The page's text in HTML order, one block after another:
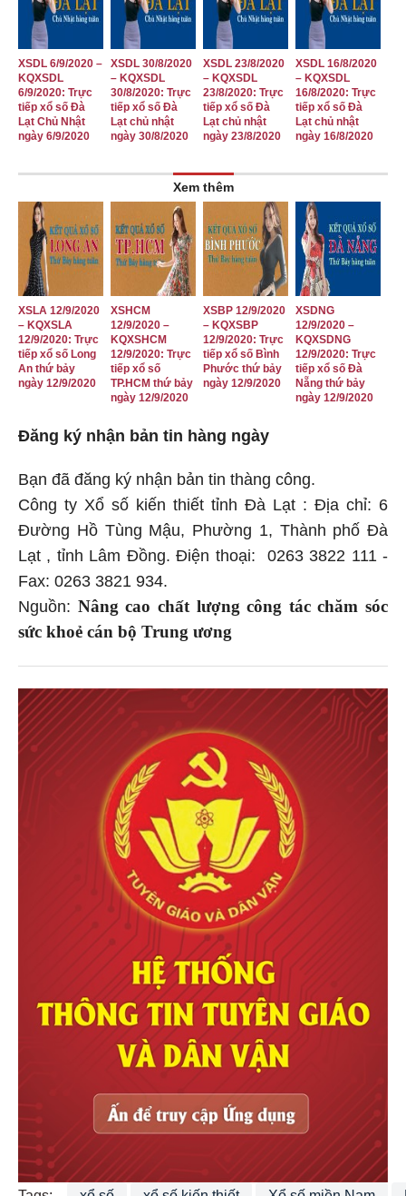
XSDL 6/9/2020 –
KQXSDL
6/9/2020: Trực
tiếp xổ số Đà
Lạt Chủ Nhật
ngày 6/9/2020
XSDL 30/8/2020
– KQXSDL
30/8/2020: Trực
tiếp xổ số Đà
Lạt chủ nhật
ngày 30/8/2020
XSDL 23/8/2020
– KQXSDL
23/8/2020: Trực
tiếp xổ số Đà
Lạt chủ nhật
ngày 23/8/2020
XSDL 16/8/2020
– KQXSDL
16/8/2020: Trực
tiếp xổ số Đà
Lạt chủ nhật
ngày 16/8/2020
Xem thêm
XSLA 12/9/2020
– KQXSLA
12/9/2020: Trực
tiếp xổ số Long
An thứ bảy
ngày 12/9/2020
XSHCM
12/9/2020 –
KQXSHCM
12/9/2020: Trực
tiếp xổ số
TP.HCM thứ bảy
ngày 12/9/2020
XSBP 12/9/2020
– KQXSBP
12/9/2020: Trực
tiếp xổ số Bình
Phước thứ bảy
ngày 12/9/2020
XSDNG
12/9/2020 –
KQXSDNG
12/9/2020: Trực
tiếp xổ số Đà
Nẵng thứ bảy
ngày 12/9/2020
Đăng ký nhận bản tin hàng ngày
Bạn đã đăng ký nhận bản tin thàng công.
Công ty Xổ số kiến thiết tỉnh Đà Lạt : Địa chỉ: 6
Đường Hồ Tùng Mậu, Phường 1, Thành phố Đà
Lạt , tỉnh Lâm Đồng. Điện thoại: 0263 3822 111 -
Fax: 0263 3821 934.
Nguồn: Nâng cao chất lượng công tác chăm sóc
sức khoẻ cán bộ Trung ương